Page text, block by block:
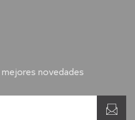
novedades